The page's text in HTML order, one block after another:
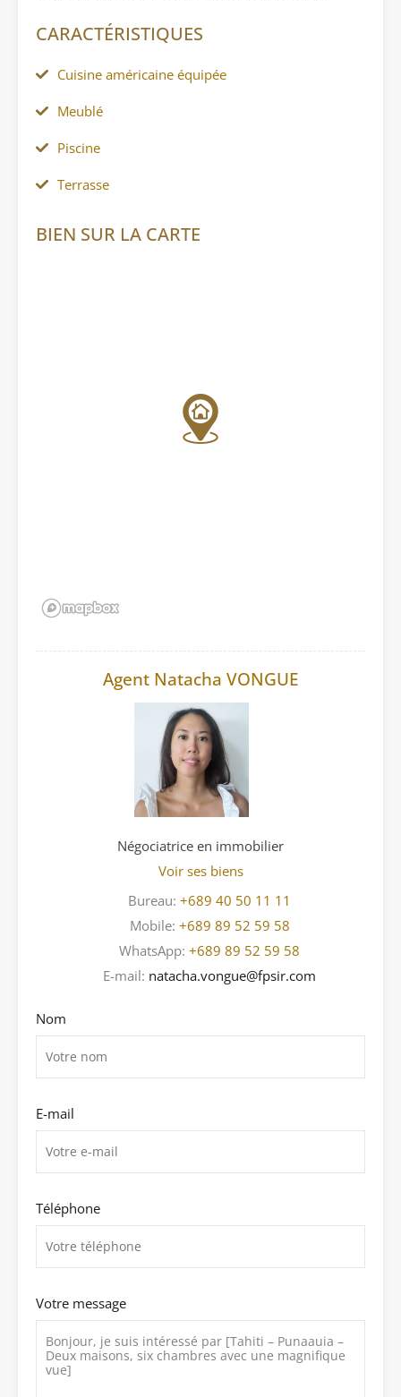
CARACTÉRISTIQUES
Cuisine américaine équipée
Meublé
Piscine
Terrasse
BIEN SUR LA CARTE
Agent Natacha VONGUE
Négociatrice en immobilier
Voir ses biens
Bureau: +689 40 50 11 11
Mobile: +689 89 52 59 58
WhatsApp: +689 89 52 59 58
E-mail: natacha.vongue@fpsir.com
Nom
E-mail
Téléphone
Votre message